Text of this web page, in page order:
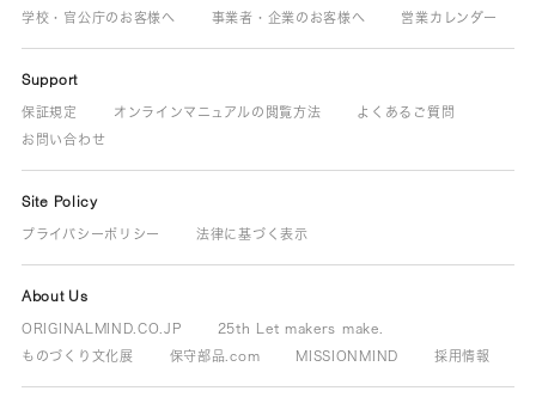
学校・官公庁のお客様へ
事業者・企業のお客様へ 営業カレンダー
Support
保証規定 オンラインマニュアルの閲覧方法
よくあるご質問
お問い合わせ
Site Policy
プライバシーポリシー 法律に基づく表示
About Us
ORIGINALMIND.CO.JP
25th Let makers make.
ものづくり文化展
保守部品.com MISSIONMIND 採用情報